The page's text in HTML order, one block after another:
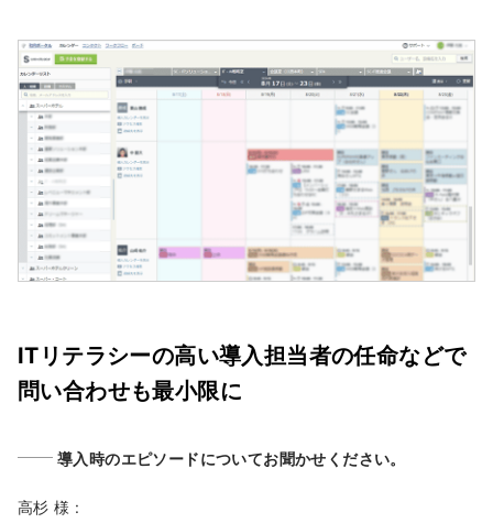
ITリテラシーの高い導入担当者の任命などで
問い合わせも最小限に
導入時のエピソードについてお聞かせください。
高杉 様 :